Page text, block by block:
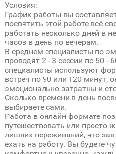
Условия:
График работы вы
посвятить этой работе всё
работать несколько дней в
часов в день по вечерам.
В среднем специалисты по
проводят 2 - 3 сессии по 50 -
специалисты используют
встреч по 90 или 120 минут,
эмоционально затратны и
Сколько времени в день
выбираете сами.
Работа в онлайн формате
путешествовать или просто
лишних переживаний, что
ехать на работу. Вы будете